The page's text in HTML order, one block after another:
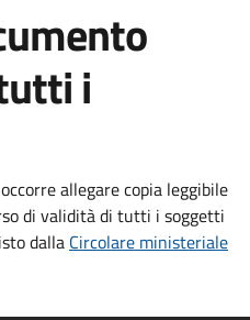
i
allegare copia leggibile
di validità di tutti i soggetti
dalla Circolare ministeriale